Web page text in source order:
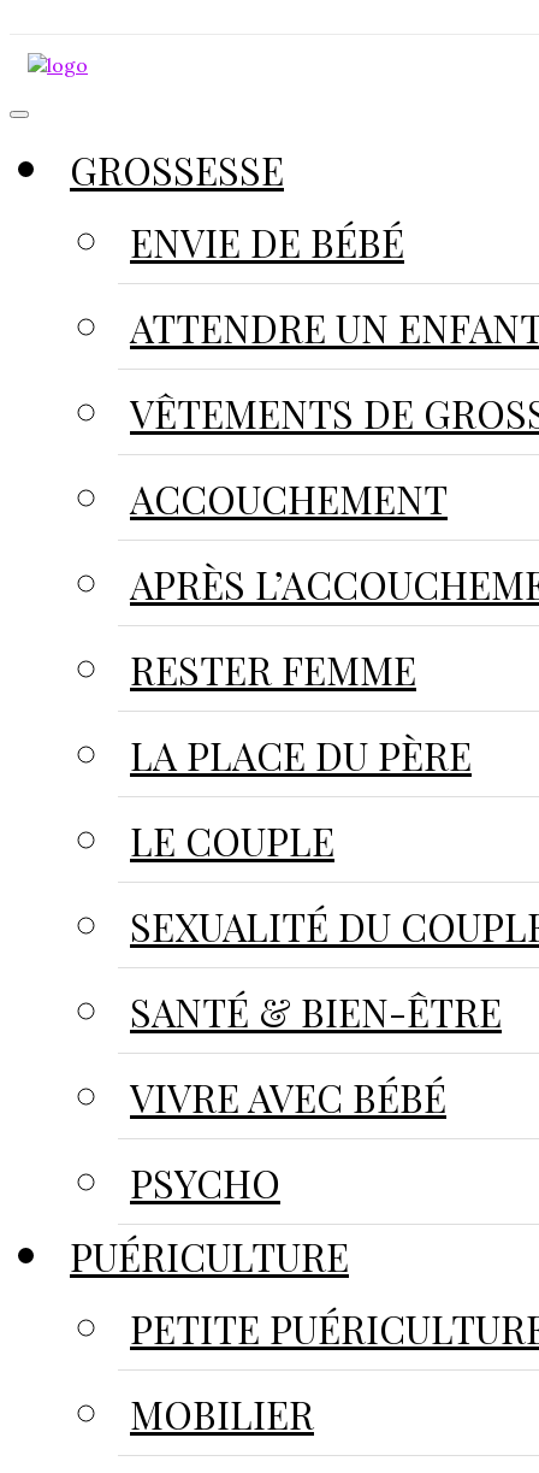
GROSSESSE
ENVIE DE BÉBÉ
ATTENDRE UN
VÊTEMENTS DE
ACCOUCHEMENT
APRÈS
RESTER FEMME
LA PLACE DU PÈRE
LE COUPLE
SEXUALITÉ DU
SANTÉ & BIEN-ÊTRE
VIVRE AVEC BÉBÉ
PSYCHO
PUÉRICULTURE
PETITE
MOBILIER